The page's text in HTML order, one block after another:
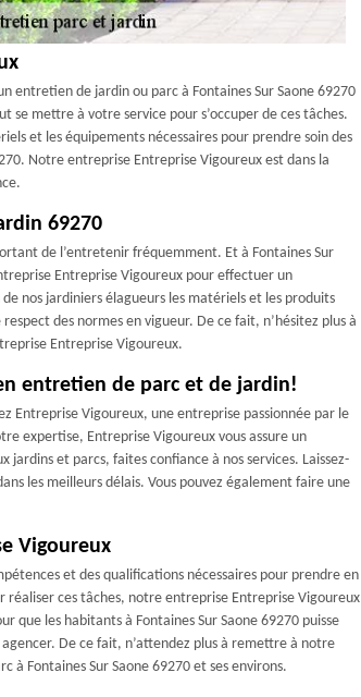
entretien de jardin ou parc à Fontaines Sur Saone 69270
se mettre à votre service pour s’occuper de ces tâches.
et les équipements nécessaires pour prendre soin des
Notre entreprise Entreprise Vigoureux est dans la
69270
de l’entretenir fréquemment. Et à Fontaines Sur
Entreprise Vigoureux pour effectuer un
nos jardiniers élagueurs les matériels et les produits
des normes en vigueur. De ce fait, n’hésitez plus à
Entreprise Vigoureux.
entretien de parc et de jardin!
Entreprise Vigoureux, une entreprise passionnée par le
expertise, Entreprise Vigoureux vous assure un
et parcs, faites confiance à nos services. Laissez-
les meilleurs délais. Vous pouvez également faire une
Vigoureux
et des qualifications nécessaires pour prendre en
réaliser ces tâches, notre entreprise Entreprise Vigoureux
que les habitants à Fontaines Sur Saone 69270 puisse
De ce fait, n’attendez plus à remettre à notre
Fontaines Sur Saone 69270 et ses environs.
!
recommande
De Lucien